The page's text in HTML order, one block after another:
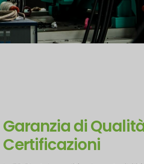
Garanzia di
Certificazioni